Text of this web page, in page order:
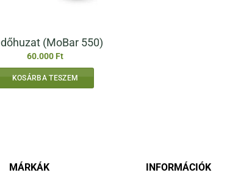
(MoBar 550)
60.000 Ft
KOSÁRBA TESZEM
MÁRKÁK INFORMÁCIÓK